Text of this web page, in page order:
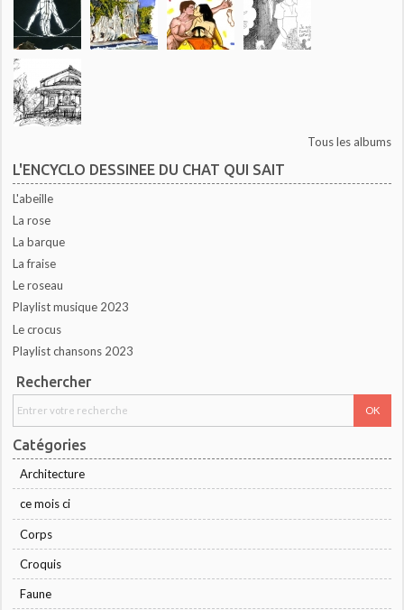
Tous les albums
L'ENCYCLO DESSINEE DU CHAT QUI SAIT
L'abeille
La rose
La barque
La fraise
Le roseau
Playlist musique 2023
Le crocus
Playlist chansons 2023
Rechercher
Catégories
Architecture
ce mois ci
Corps
Croquis
Faune